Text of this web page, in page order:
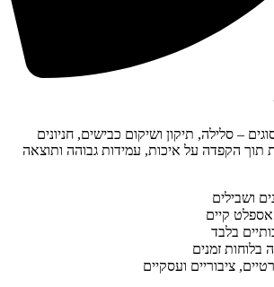
– סלילה, תיקון ושיקום כבישים, חניונים
תוך הקפדה על איכות, עמידות גבוהה ותוצאה
ושבילים
אספלט קיים
בלבד
בלוחות זמנים
ציבוריים ועסקיים